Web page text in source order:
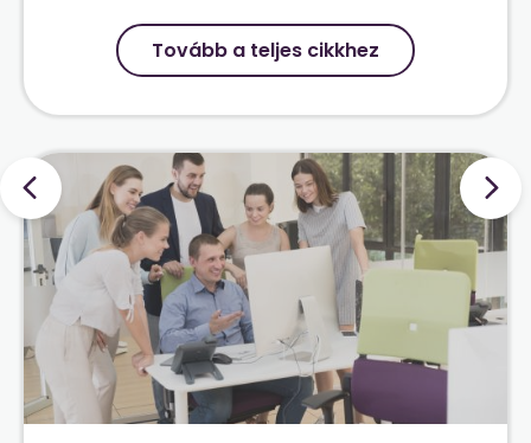
Tovább a teljes cikkhez